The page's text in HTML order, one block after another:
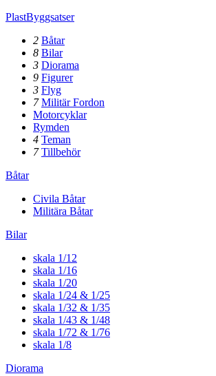
PlastByggsatser
2 Båtar
8 Bilar
3 Diorama
9 Figurer
3 Flyg
7 Militär Fordon
Motorcyklar
Rymden
4 Teman
7 Tillbehör
Båtar
Civila Båtar
Militära Båtar
Bilar
skala 1/12
skala 1/16
skala 1/20
skala 1/24 & 1/25
skala 1/32 & 1/35
skala 1/43 & 1/48
skala 1/72 & 1/76
skala 1/8
Diorama